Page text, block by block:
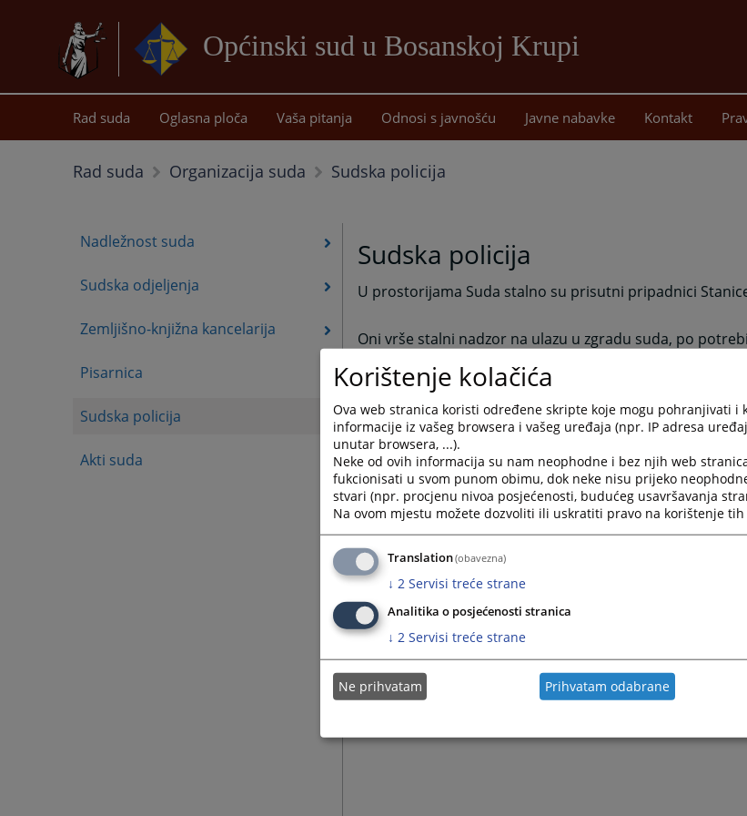
Općinski sud u Bosanskoj Krupi
sadržaj
Rad suda Oglasna ploča Vaša pitanja Odnosi s javnošću Javne nabavke Kontakt
Rad suda Organizacija suda Sudska policija
Nadležnost suda
Sudska odjeljenja
Zemljišno-knjižna kancelarija
Pisarnica
Sudska policija
Akti suda
Sudska policija
U prostorijama Suda stalno su prisutni pripadnici
Oni vrše stalni nadzor na ulazu u zgradu suda, po
izvršiocima na terenu i stalno brinu za bezbijednost
Bosanskoj Krupi.
Korištenje kolačića
Ova web stranica koristi određene skripte koje mogu pohranjivati i
informacije iz vašeg browsera i vašeg uređaja (npr. IP adresa
unutar browsera, ...).
Neke od ovih informacija su nam neophodne i bez njih web
fukcionisati u svom punom obimu, dok neke nisu prijeko
stvari (npr. procjenu nivoa posjećenosti, budućeg usavršavanja
Na ovom mjestu možete dozvoliti ili uskratiti pravo na korištenje
Translation(obavezna)
↓ 2 Servisi treće strane
Analitika o posjećenosti stranica
↓ 2 Servisi treće strane
Ne prihvatam Prihvatam odabrane